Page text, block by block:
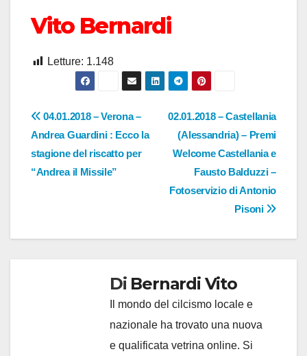
Vito Bernardi
Letture: 1.148
Navigazione
articoli
02.01.2018 – Castellania
(Alessandria) – Premi
Welcome Castellania e
Fausto Balduzzi –
Fotoservizio di Antonio
Pisoni
04.01.2018 – Verona –
Andrea Guardini : Ecco la
stagione del riscatto per
“Andrea il Missile”
Di Bernardi Vito
Il mondo del cilcismo locale e
nazionale ha trovato una nuova
e qualificata vetrina online. Si